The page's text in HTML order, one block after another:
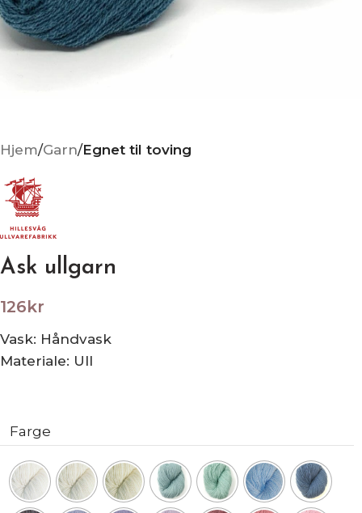
Hjem Garn Egnet til toving
Ask ullgarn
126kr
Vask: Håndvask
Materiale: Ull
Farge